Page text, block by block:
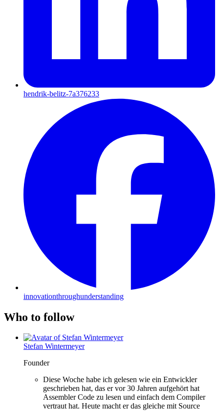
hendrik-belitz-7a376233
innovationthroughunderstanding
Who to follow
Stefan Wintermeyer
Founder
Diese Woche habe ich gelesen wie ein Entwickler
geschrieben hat, das er vor 30 Jahren aufgehört hat
Assembler Code zu lesen und einfach dem Compiler
vertraut hat. Heute macht er das gleiche mit Source